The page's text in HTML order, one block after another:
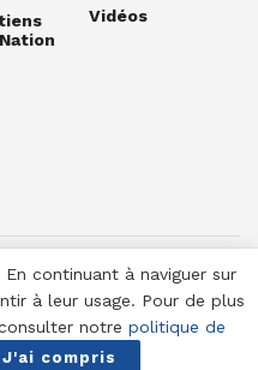
Vidéos
continuant à naviguer sur
à leur usage. Pour de plus
notre politique de
J'ai compris